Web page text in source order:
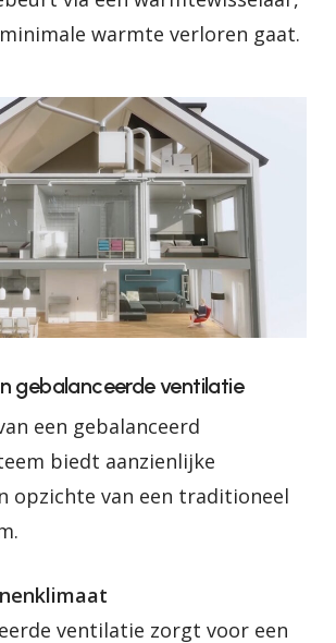
warmte verloren gaat.
gebalanceerde ventilatie
een gebalanceerd
biedt aanzienlijke
opzichte van een traditioneel
ventilatie zorgt voor een